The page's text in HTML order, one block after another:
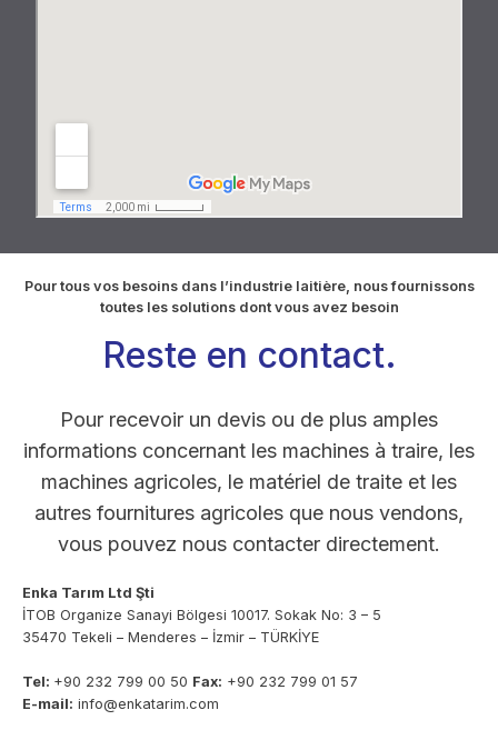
Pour tous vos besoins dans l’industrie laitière, nous fournissons
toutes les solutions dont vous avez besoin
Reste en contact.
Pour recevoir un devis ou de plus amples
informations concernant les machines à traire, les
machines agricoles, le matériel de traite et les
autres fournitures agricoles que nous vendons,
vous pouvez nous contacter directement.
Enka Tarım Ltd Şti
İTOB Organize Sanayi Bölgesi 10017. Sokak No: 3 – 5
35470 Tekeli – Menderes – İzmir – TÜRKİYE
Tel: +90 232 799 00 50 Fax: +90 232 799 01 57
E-mail: info@enkatarim.com